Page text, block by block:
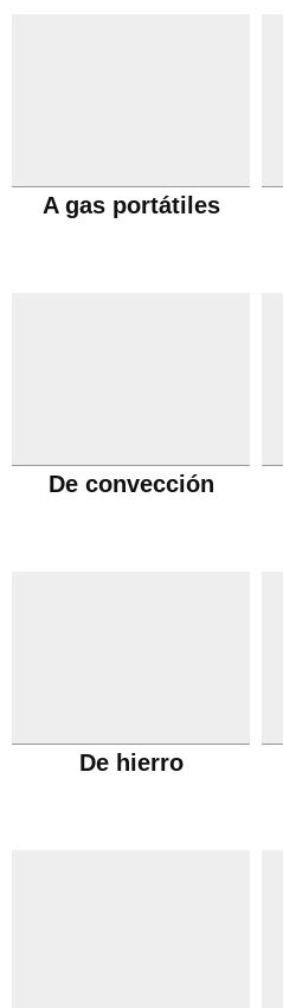
A gas portátiles
De convección
De hierro